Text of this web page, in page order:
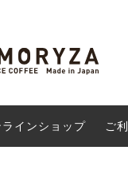
生産者の想い
ラインショップ ご